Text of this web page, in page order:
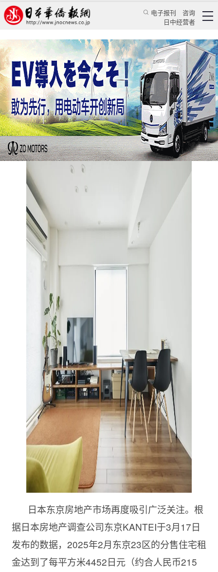
电子报刊
咨询
日中经营者
东京房租创新高突显强势房东与受压租客的博弈
郁丛嘉 日本新闻 地产动态
日本华侨报 2025/3/19 11:41:00
日本东京房地产市场再度吸引广泛关注。根
据日本房地产调查公司东京KANTEI于3月17日
发布的数据，2025年2月东京23区的分售住宅租
金达到了每平方米4452日元（约合人民币215